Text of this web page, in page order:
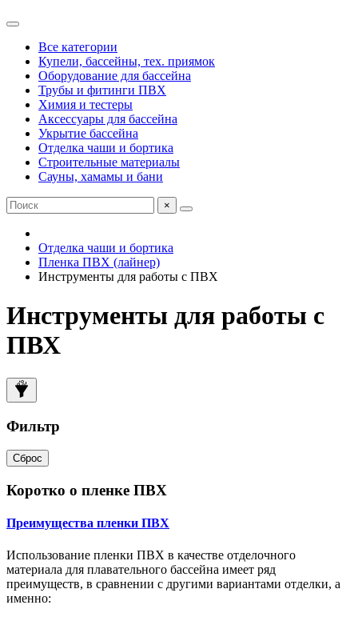
Все категории
Купели, бассейны, тех. приямок
Оборудование для бассейна
Трубы и фитинги ПВХ
Химия и тестеры
Аксессуары для бассейна
Укрытие бассейна
Отделка чаши и бортика
Строительные материалы
Сауны, хамамы и бани
×
Отделка чаши и бортика
Пленка ПВХ (лайнер)
Инструменты для работы с ПВХ
Инструменты для работы с
ПВХ
Фильтр
Сброс
Коротко о пленке ПВХ
Преимущества пленки ПВХ
Использование пленки ПВХ в качестве отделочного
материала для плавательного бассейна имеет ряд
преимуществ, в сравнении с другими вариантами отделки, а
именно: